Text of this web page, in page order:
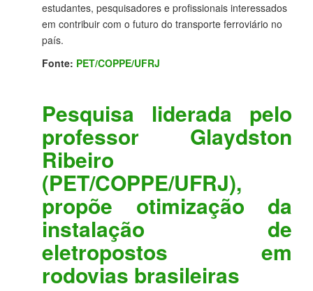
estudantes, pesquisadores e profissionais interessados
em contribuir com o futuro do transporte ferroviário no
país.
Fonte: PET/COPPE/UFRJ
Pesquisa liderada pelo
professor Glaydston
Ribeiro
(PET/COPPE/UFRJ),
propõe otimização da
instalação de
eletropostos em
rodovias brasileiras